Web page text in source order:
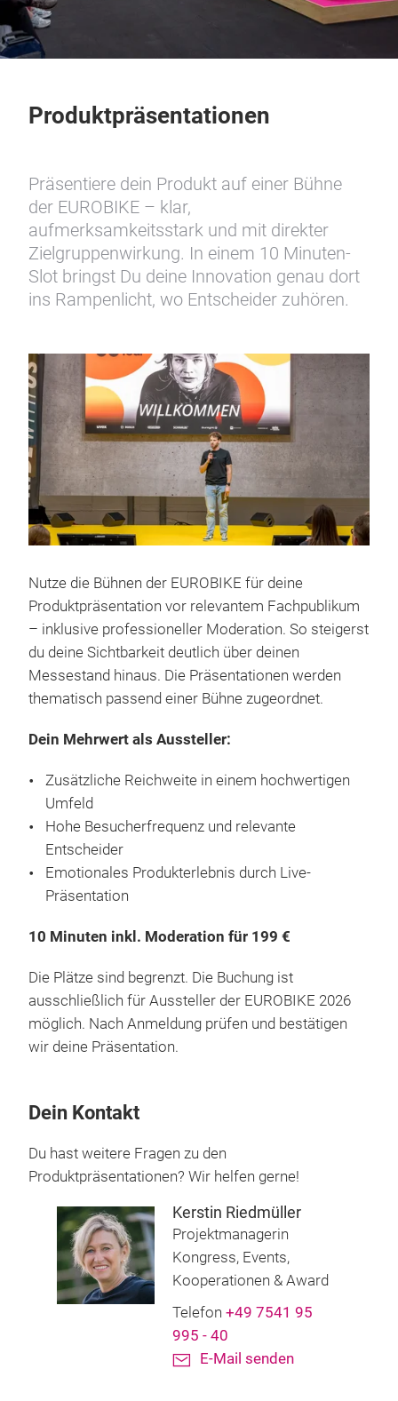
Produktpräsentationen
Präsentiere dein Produkt auf einer Bühne
der EUROBIKE – klar,
aufmerksamkeitsstark und mit direkter
Zielgruppenwirkung. In einem 10 Minuten-
Slot bringst Du deine Innovation genau dort
ins Rampenlicht, wo Entscheider zuhören.
Nutze die Bühnen der EUROBIKE für deine
Produktpräsentation vor relevantem Fachpublikum
– inklusive professioneller Moderation. So steigerst
du deine Sichtbarkeit deutlich über deinen
Messestand hinaus. Die Präsentationen werden
thematisch passend einer Bühne zugeordnet.
Dein Mehrwert als Aussteller:
Zusätzliche Reichweite in einem hochwertigen
Umfeld
Hohe Besucherfrequenz und relevante
Entscheider
Emotionales Produkterlebnis durch Live-
Präsentation
10 Minuten inkl. Moderation für 199 €
Die Plätze sind begrenzt. Die Buchung ist
ausschließlich für Aussteller der EUROBIKE 2026
möglich. Nach Anmeldung prüfen und bestätigen
wir deine Präsentation.
Dein Kontakt
Du hast weitere Fragen zu den
Produktpräsentationen? Wir helfen gerne!
Kerstin Riedmüller
Projektmanagerin
Kongress, Events,
Kooperationen & Award
Telefon +49 7541 95
995 - 40
E-Mail senden